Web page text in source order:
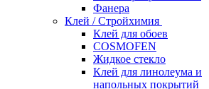
Фанера
Клей / Стройхимия
Клей для обоев
COSMOFEN
Жидкое стекло
Клей для линолеума и
напольных покрытий